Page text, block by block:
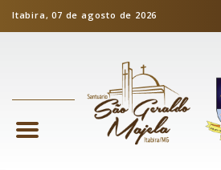
Itabira, 07 de agosto de 2026